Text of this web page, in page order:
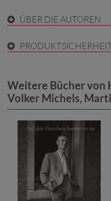
ÜBER DIE AUTOREN
Weitere Bücher von
Volker Michels,